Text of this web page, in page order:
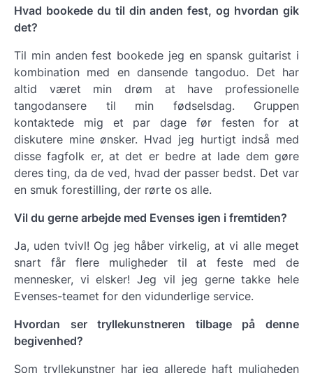
Hvad bookede du til din anden fest, og hvordan gik
det?
Til min anden fest bookede jeg en spansk guitarist i
kombination med en dansende tangoduo. Det har
altid været min drøm at have professionelle
tangodansere til min fødselsdag. Gruppen
kontaktede mig et par dage før festen for at
diskutere mine ønsker. Hvad jeg hurtigt indså med
disse fagfolk er, at det er bedre at lade dem gøre
deres ting, da de ved, hvad der passer bedst. Det var
en smuk forestilling, der rørte os alle.
Vil du gerne arbejde med Evenses igen i fremtiden?
Ja, uden tvivl! Og jeg håber virkelig, at vi alle meget
snart får flere muligheder til at feste med de
mennesker, vi elsker! Jeg vil jeg gerne takke hele
Evenses-teamet for den vidunderlige service.
Hvordan ser tryllekunstneren tilbage på denne
begivenhed?
Som tryllekunstner har jeg allerede haft muligheden